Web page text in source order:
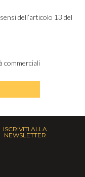
dell’articolo 13 del
commerciali
ISCRIVITI ALLA
NEWSLETTER